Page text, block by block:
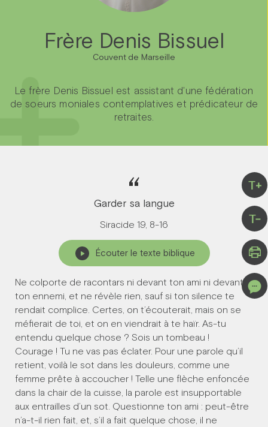
Frère Denis Bissuel
Couvent de Marseille
Le frère Denis Bissuel est assistant d'une fédération
de soeurs moniales contemplatives et prédicateur de
retraites.
T+
T-
“
Garder sa langue
Siracide 19, 8-16
Écouter le texte biblique
Ne colporte de racontars ni devant ton ami ni devant
ton ennemi, et ne révèle rien, sauf si ton silence te
rendait complice. Certes, on t’écouterait, mais on se
méfierait de toi, et on en viendrait à te haïr. As-tu
entendu quelque chose ? Sois un tombeau !
Courage ! Tu ne vas pas éclater. Pour une parole qu’il
retient, voilà le sot dans les douleurs, comme une
femme prête à accoucher ! Telle une flèche enfoncée
dans la chair de la cuisse, la parole est insupportable
aux entrailles d’un sot. Questionne ton ami : peut-être
n’a-t-il rien fait, et, s’il a fait quelque chose, il ne